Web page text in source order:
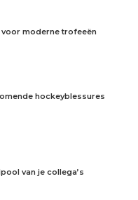
moderne trofeeën
hockeyblessures
van je collega’s